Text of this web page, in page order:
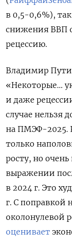
в 0,5-0,6%),
снижения ВВП
рецессию.
Владимир
«Некоторые…
и даже
случае нельзя
на ПМЭФ-2025.
только
росту, но очень
выражении
в 2024 г. Это
г. С поправкой
околонулевой
оценивает